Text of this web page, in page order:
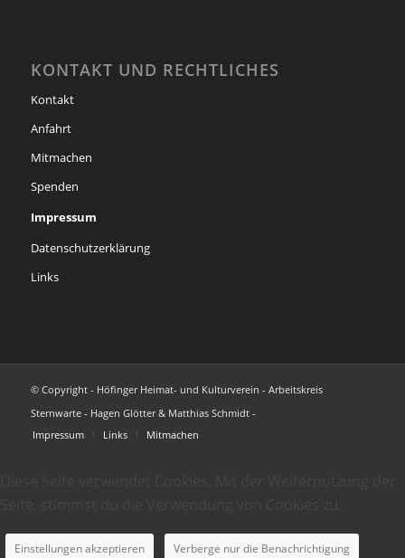
KONTAKT UND RECHTLICHES
Kontakt
Anfahrt
Mitmachen
Spenden
Impressum
Datenschutzerklärung
Links
© Copyright - Höfinger Heimat- und Kulturverein - Arbeitskreis
Sternwarte - Hagen Glötter & Matthias Schmidt -
Impressum
Links Mitmachen
Einstellungen akzeptieren Verberge nur die Benachrichtigung